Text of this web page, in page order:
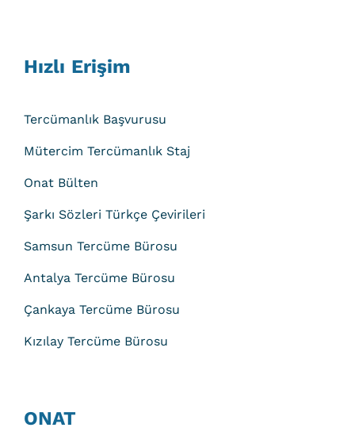
Hızlı Erişim
Tercümanlık Başvurusu
Mütercim Tercümanlık Staj
Onat Bülten
Şarkı Sözleri Türkçe Çevirileri
Samsun Tercüme Bürosu
Antalya Tercüme Bürosu
Çankaya Tercüme Bürosu
Kızılay Tercüme Bürosu
ONAT